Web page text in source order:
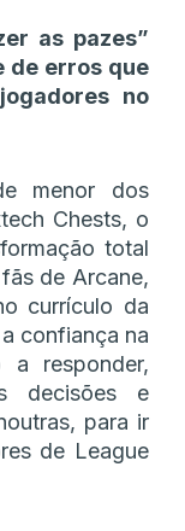
as pazes”
de erros que
no
menor dos
Chests, o
total
de Arcane,
currículo da
confiança na
responder,
decisões e
para ir
de League